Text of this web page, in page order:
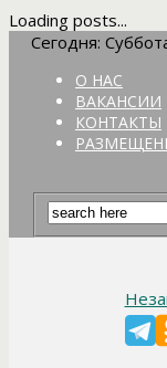
Loading posts...
Сегодня:
О НАС
ВАКАНСИИ
КОНТАКТЫ